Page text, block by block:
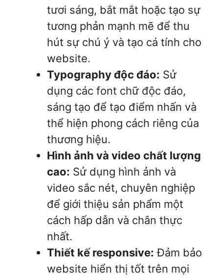
tươi sáng, bắt mắt hoặc tạo sự
tương phản mạnh mẽ để thu
hút sự chú ý và tạo cá tính cho
website.
Typography độc đáo: Sử
dụng các font chữ độc đáo,
sáng tạo để tạo điểm nhấn và
thể hiện phong cách riêng của
thương hiệu.
Hình ảnh và video chất lượng
cao: Sử dụng hình ảnh và
video sắc nét, chuyên nghiệp
để giới thiệu sản phẩm một
cách hấp dẫn và chân thực
nhất.
Thiết kế responsive: Đảm bảo
website hiển thị tốt trên mọi